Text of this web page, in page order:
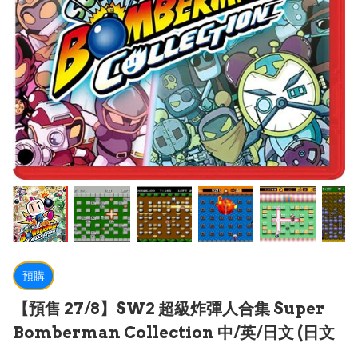
預購
【預售 27/8】SW2 超級炸彈人合集 Super
Bomberman Collection 中/英/日文 (日文